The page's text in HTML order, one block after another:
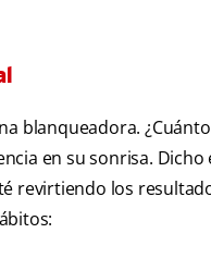
blanqueadora.
en su sonrisa.
revirtiendo los